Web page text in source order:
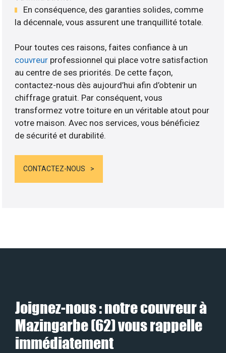
En conséquence, des garanties solides, comme
la décennale, vous assurent une tranquillité totale.
Pour toutes ces raisons, faites confiance à un
couvreur professionnel qui place votre satisfaction
au centre de ses priorités. De cette façon,
contactez-nous dès aujourd’hui afin d’obtenir un
chiffrage gratuit. Par conséquent, vous
transformez votre toiture en un véritable atout pour
votre maison. Avec nos services, vous bénéficiez
de sécurité et durabilité.
CONTACTEZ-NOUS
Joignez-nous : notre couvreur à
Mazingarbe (62) vous rappelle
immédiatement